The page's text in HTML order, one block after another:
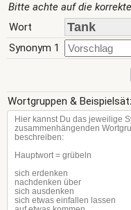
Bitte achte auf die
Wort
Synonym 1
Wortgruppen &